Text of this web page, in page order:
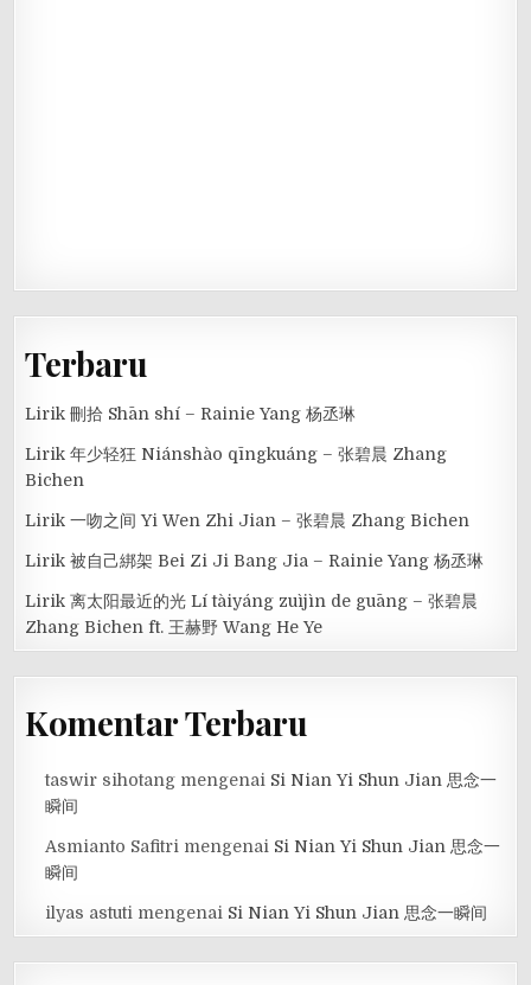
Terbaru
Lirik 刪拾 Shān shí – Rainie Yang 杨丞琳
Lirik 年少轻狂 Niánshào qīngkuáng – 张碧晨 Zhang
Bichen
Lirik 一吻之间 Yi Wen Zhi Jian – 张碧晨 Zhang Bichen
Lirik 被自己綁架 Bei Zi Ji Bang Jia – Rainie Yang 杨丞琳
Lirik 离太阳最近的光 Lí tàiyáng zuìjìn de guāng – 张碧晨
Zhang Bichen ft. 王赫野 Wang He Ye
Komentar Terbaru
taswir sihotang mengenai Si Nian Yi Shun Jian 思念一
瞬间
Asmianto Safitri mengenai Si Nian Yi Shun Jian 思念一
瞬间
ilyas astuti mengenai Si Nian Yi Shun Jian 思念一瞬间